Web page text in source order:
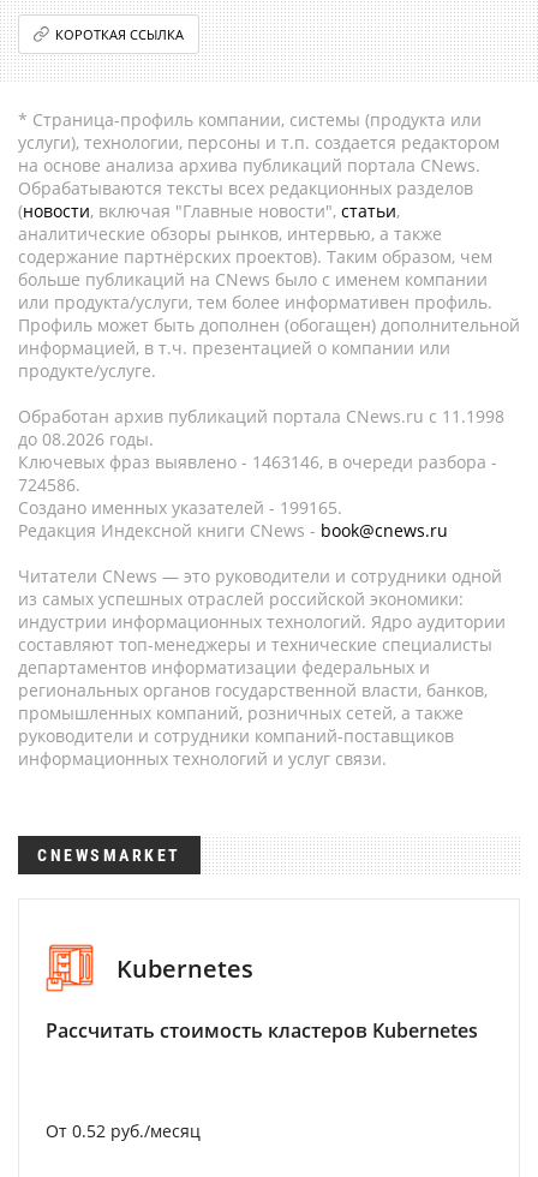
КОРОТКАЯ ССЫЛКА
* Страница-профиль компании, системы (продукта или
услуги), технологии, персоны и т.п. создается редактором
на основе анализа архива публикаций портала CNews.
Обрабатываются тексты всех редакционных разделов
(новости, включая "Главные новости", статьи,
аналитические обзоры рынков, интервью, а также
содержание партнёрских проектов). Таким образом, чем
больше публикаций на CNews было с именем компании
или продукта/услуги, тем более информативен профиль.
Профиль может быть дополнен (обогащен) дополнительной
информацией, в т.ч. презентацией о компании или
продукте/услуге.
Обработан архив публикаций портала CNews.ru c 11.1998
до 08.2026 годы.
Ключевых фраз выявлено - 1463146, в очереди разбора -
724586.
Создано именных указателей - 199165.
Редакция Индексной книги CNews - book@cnews.ru
Читатели CNews — это руководители и сотрудники одной
из самых успешных отраслей российской экономики:
индустрии информационных технологий. Ядро аудитории
составляют топ-менеджеры и технические специалисты
департаментов информатизации федеральных и
региональных органов государственной власти, банков,
промышленных компаний, розничных сетей, а также
руководители и сотрудники компаний-поставщиков
информационных технологий и услуг связи.
CNEWSMARKET
Kubernetes
Рассчитать стоимость кластеров Kubernetes
От 0.52 руб./месяц